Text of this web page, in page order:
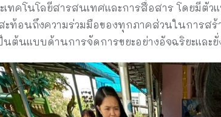
ทคโนโลยีสารสนเทศและการสื่อสาร โดยมีตัวแ
ะท้อนถึงความร่วมมือของทุกภาคส่วนในการส
นต้นแบบด้านการจัดการขยะอย่างอัจฉริยะและ